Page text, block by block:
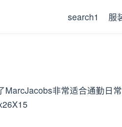
search1 服
非常适合通勤日